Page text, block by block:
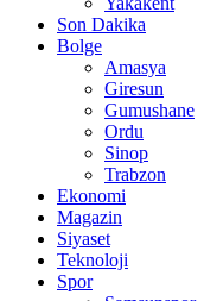
Son Dakika
Bolge
Amasya
Giresun
Gumushane
Ordu
Sinop
Trabzon
Ekonomi
Magazin
Siyaset
Teknoloji
Spor